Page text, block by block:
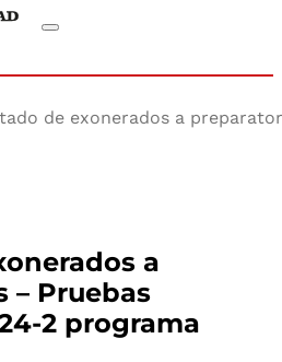
de exonerados a
a
– Pruebas
2 programa